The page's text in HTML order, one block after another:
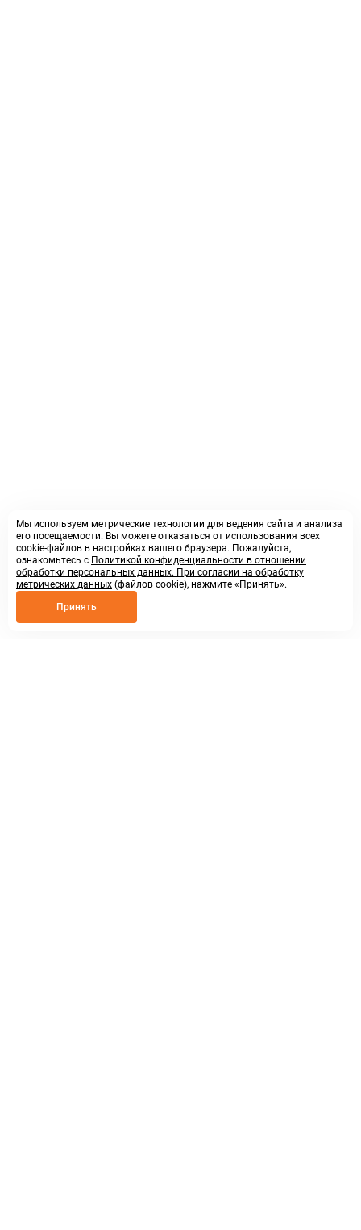
Мы используем метрические технологии для ведения сайта и анализа
его посещаемости. Вы можете отказаться от использования всех
cookie-файлов в настройках вашего браузера. Пожалуйста,
ознакомьтесь с Политикой конфиденциальности в отношении
обработки персональных данных. При согласии на обработку
метрических данных (файлов cookie), нажмите «Принять».
Принять